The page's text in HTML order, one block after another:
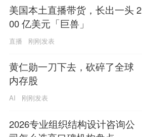
美国本土直播带货，长出一头 2
00 亿美元「巨兽」
直播 刚刚发表
黄仁勋一刀下去，砍碎了全球
内存股
AI 刚刚发表
2026专业组织结构设计咨询公